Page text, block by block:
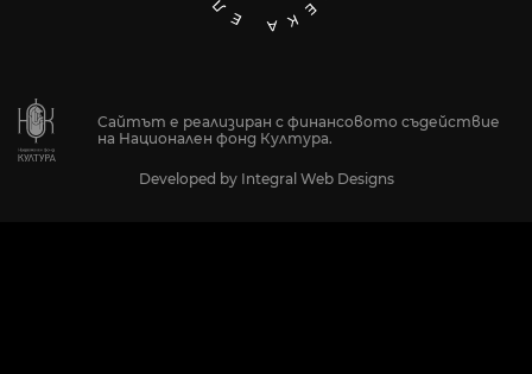
Сайтът е реализиран с финансовото съдействие
на Национален фонд Култура.
Developed by Integral Web Designs